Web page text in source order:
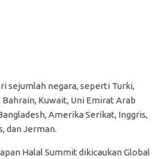
sejumlah negara, seperti Turki,
Bahrain, Kuwait, Uni Emirat Arab
Amerika Serikat, Inggris,
dan Jerman.
Halal Summit dikicaukan Global